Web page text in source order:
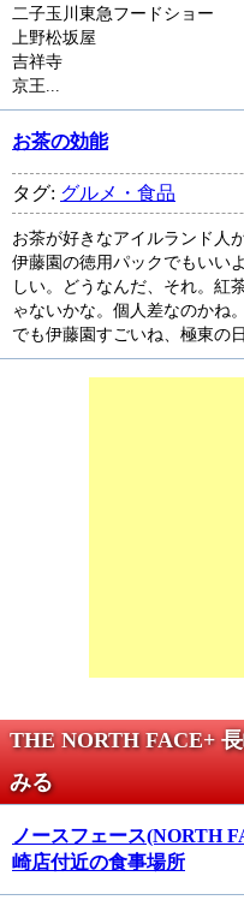
二子玉川東急フードショー
上野松坂屋
吉祥寺
京王...
お茶の効能
タグ: グルメ・食品
お茶が好きなアイルランド人
伊藤園の徳用パックでもいい
しい。どうなんだ、それ。紅
ゃないかな。個人差なのかね。
でも伊藤園すごいね、極東の
THE NORTH FACE+
みる
ノースフェース(NORTH
崎店付近の食事場所